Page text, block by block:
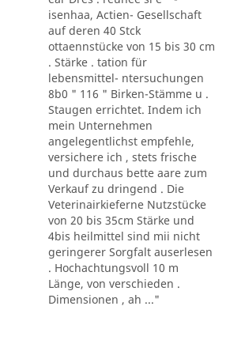
isenhaa, Actien- Gesellschaft
auf deren 40 Stck
ottaennstücke von 15 bis 30 cm
. Stärke . tation für
lebensmittel- ntersuchungen
8b0 " 116 " Birken-Stämme u .
Staugen errichtet. Indem ich
mein Unternehmen
angelegentlichst empfehle,
versichere ich , stets frische
und durchaus bette aare zum
Verkauf zu dringend . Die
Veterinairkieferne Nutzstücke
von 20 bis 35cm Stärke und
4bis heilmittel sind mii nicht
geringerer Sorgfalt auserlesen
. Hochachtungsvoll 10 m
Länge, von verschieden .
Dimensionen , ah ..."